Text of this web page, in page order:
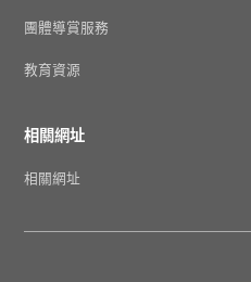
團體導賞服務
教育資源
相關網址
相關網址